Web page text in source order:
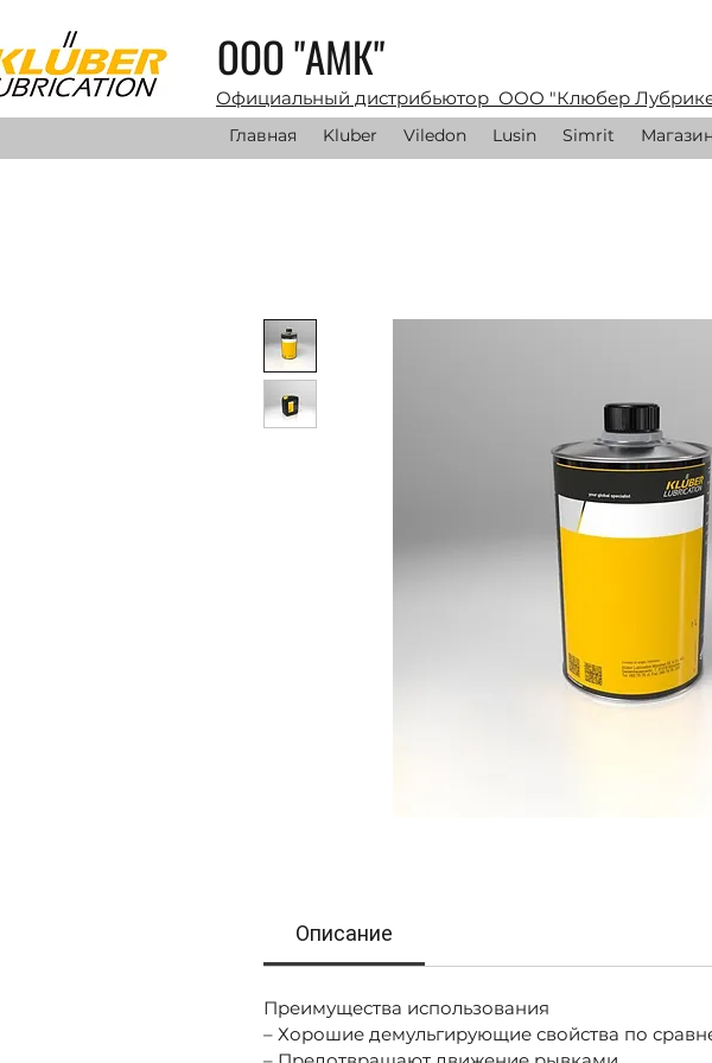
ООО "АМК"
Главная Kluber Viledon Lusin Simrit Магазин
Официальный дистрибьютор ООО "Клюбер
Описание
Преимущества использования
– Хорошие демульгирующие свойства по